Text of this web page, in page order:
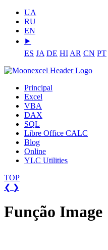
UA
RU
EN
⯈
ES JA DE HI AR CN PT
Principal
Excel
VBA
DAX
SQL
Libre Office CALC
Blog
Online
YLC Utilities
TOP
❮ ❯
Função Image